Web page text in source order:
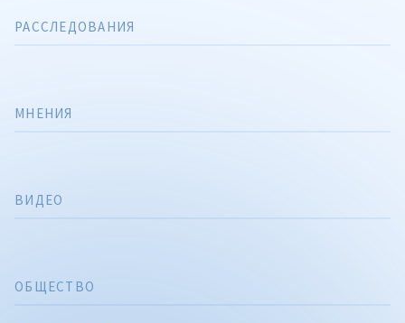
РАССЛЕДОВАНИЯ
ОБЩЕСТВО
МНЕНИЯ
ВИДЕО